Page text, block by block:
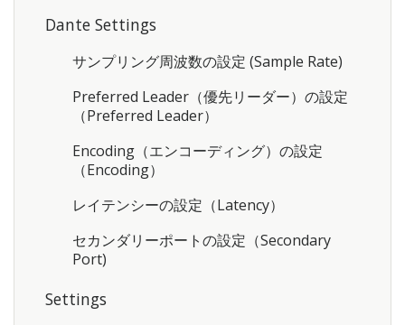
Dante Settings
サンプリング周波数の設定 (Sample Rate)
Preferred Leader（優先リーダー）の設定
（Preferred Leader）
Encoding（エンコーディング）の設定
（Encoding）
レイテンシーの設定（Latency）
セカンダリーポートの設定（Secondary
Port)
Settings